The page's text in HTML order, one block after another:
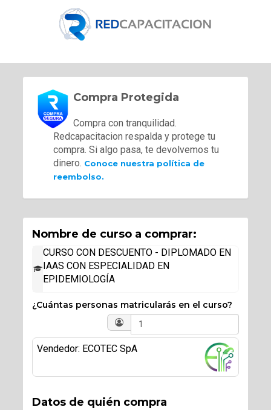
Compra Protegida
Compra con tranquilidad.
Redcapacitacion respalda y protege tu
compra. Si algo pasa, te devolvemos tu
dinero. Conoce nuestra política de
reembolso.
Nombre de curso a comprar:
CURSO CON DESCUENTO - DIPLOMADO EN
IAAS CON ESPECIALIDAD EN
EPIDEMIOLOGÍA
¿Cuántas personas matricularás en el curso?
Vendedor: ECOTEC SpA
Datos de quién compra